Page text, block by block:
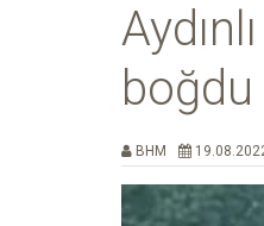
boğdu
BHM